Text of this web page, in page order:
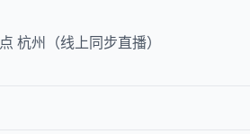
州（线上同步直播）